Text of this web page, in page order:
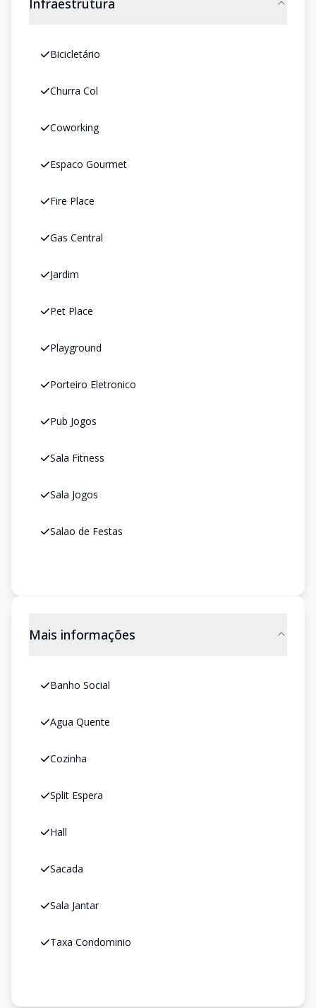
Infraestrutura
Bicicletário
Churra Col
Coworking
Espaco Gourmet
Fire Place
Gas Central
Jardim
Pet Place
Playground
Porteiro Eletronico
Pub Jogos
Sala Fitness
Sala Jogos
Salao de Festas
Mais informações
Banho Social
Agua Quente
Cozinha
Split Espera
Hall
Sacada
Sala Jantar
Taxa Condominio